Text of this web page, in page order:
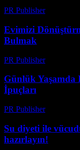
PR Publisher-
Evimizi
Bulmak
PR Publisher-
Günlük Yaşamda
İpuçları
PR Publisher-
Su diyeti ile
hazırlayın!